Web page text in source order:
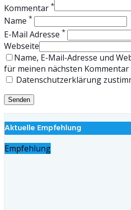
Kommentar *
Name *
E-Mail Adresse *
Webseite
Name, E-Mail-Adresse und
für meinen nächsten Kommentar
Datenschutzerklärung
Aktuelle Empfehlung
Empfehlung